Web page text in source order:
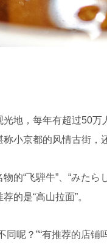
地，每年有超过50万
小京都的风情古街
的“飞騨牛”、“みた
的是“高山拉面”。
同呢？”“有推荐的店